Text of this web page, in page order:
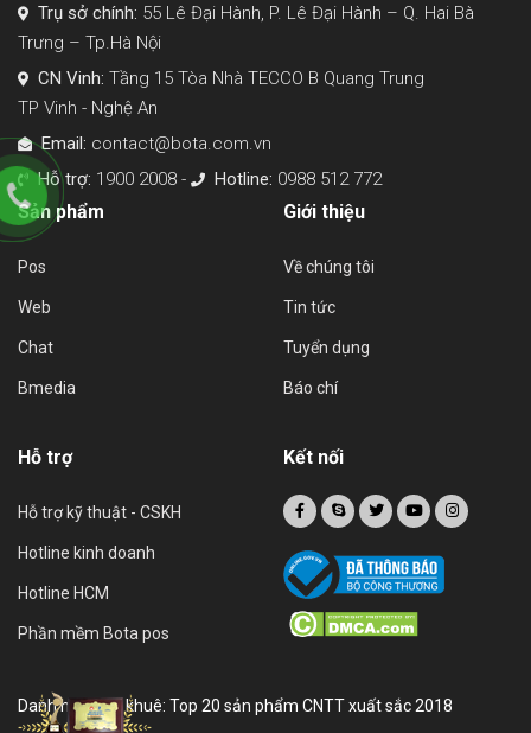
Trụ sở chính: 55 Lê Đại Hành, P. Lê Đại Hành – Q. Hai Bà
Trưng – Tp.Hà Nội
CN Vinh: Tầng 15 Tòa Nhà TECCO B Quang Trung
TP Vinh - Nghệ An
Email: contact@bota.com.vn
Hỗ trợ: 1900 2008 - Hotline: 0988 512 772
Sản phẩm
Pos
Web
Chat
Bmedia
Giới thiệu
Về chúng tôi
Tin tức
Tuyển dụng
Báo chí
Hỗ trợ
Hỗ trợ kỹ thuật - CSKH
Hotline kinh doanh
Hotline HCM
Phần mềm Bota pos
Kết nối
Danh hiệu sao khuê: Top 20 sản phẩm CNTT xuất sắc 2018